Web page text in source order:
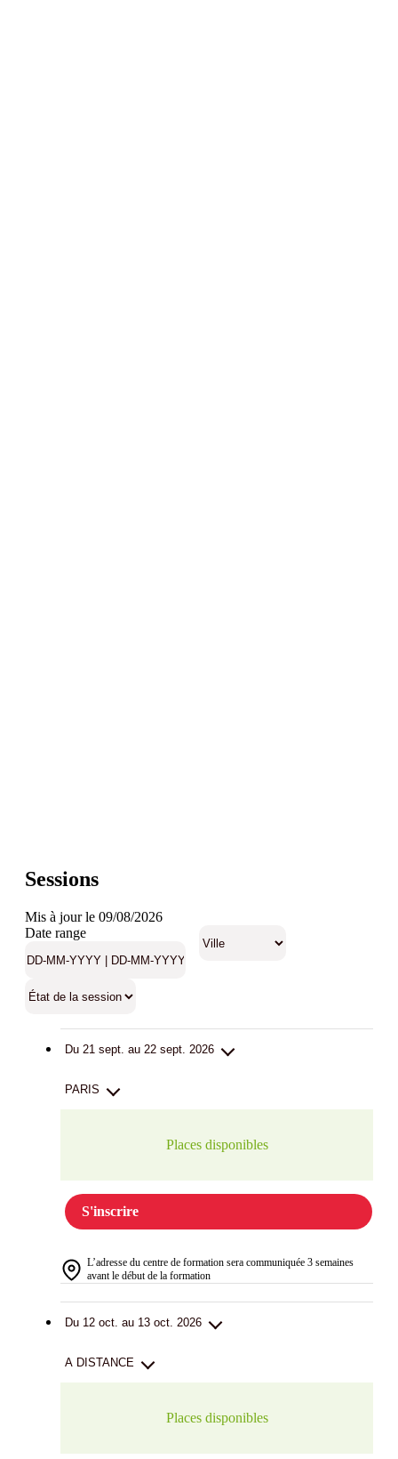
Sessions
Mis à jour le 09/08/2026
Date range
Du 21 sept. au 22 sept. 2026
PARIS
Places disponibles
S'inscrire
L’adresse du centre de formation sera communiquée 3 semaines
avant le début de la formation
Du 12 oct. au 13 oct. 2026
A DISTANCE
Places disponibles